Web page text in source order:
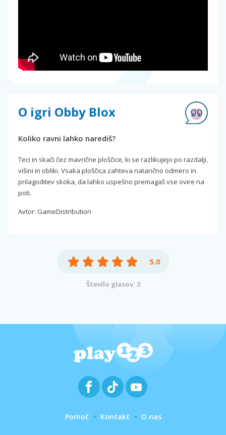
O igri Obby Blox
Koliko ravni lahko narediš?
Teci in skači čez mavrične ploščice, ki se razlikujejo po razdalji,
višini in obliki. Vsaka ploščica zahteva natančno odmero in
prilagoditev skoka, da lahko uspešno premagaš vse ovire na
poti.
Avtor: GameDistribution
5.0
Število glasov: 3
Pomoč Kontakt O nas